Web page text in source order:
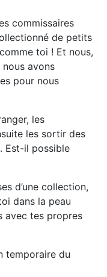
commissaires
de petits
toi ! Et nous,
nous avons
pour nous
les
les sortir des
Est-il possible
d’une collection,
dans la peau
avec tes propres
temporaire du